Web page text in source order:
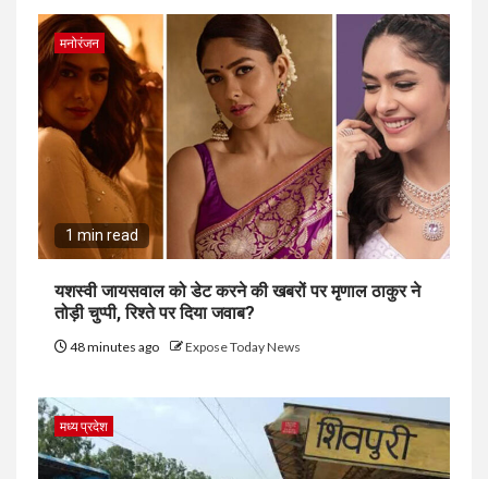
मनोरंजन
1 min read
यशस्वी जायसवाल को डेट करने की खबरों पर मृणाल ठाकुर ने
तोड़ी चुप्पी, रिश्ते पर दिया जवाब?
48 minutes ago Expose Today News
मध्य प्रदेश